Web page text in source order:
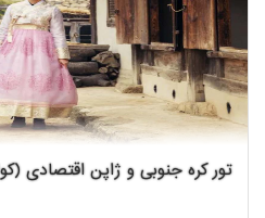
تور کره جنوبی و ژاپن اقتصادی